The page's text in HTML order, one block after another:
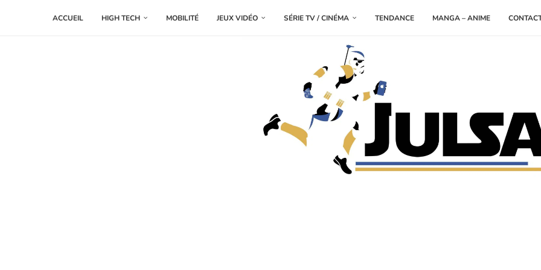
ACCUEIL HIGH TECH MOBILITÉ JEUX VIDÉO SÉRIE TV / CINÉMA TENDANCE MANGA – ANIME